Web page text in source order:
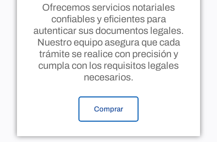
Ofrecemos servicios notariales
confiables y eficientes para
autenticar sus documentos legales.
Nuestro equipo asegura que cada
trámite se realice con precisión y
cumpla con los requisitos legales
necesarios.
Comprar